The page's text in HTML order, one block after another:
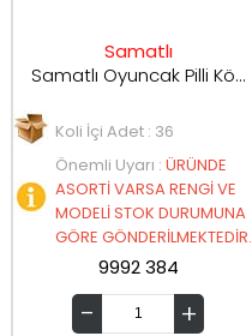
Samatlı
Samatlı Oyuncak Pilli Köpek Robot 111-1
Koli İçi Adet : 36
Önemli Uyarı : ÜRÜNDE
ASORTİ VARSA RENGİ VE
MODELİ STOK DURUMUNA
GÖRE GÖNDERİLMEKTEDİR.
9992 384